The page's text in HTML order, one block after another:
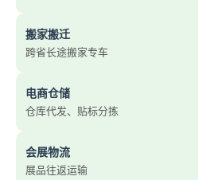
搬家搬迁
跨省长途搬家专车
电商仓储
仓库代发、贴标分拣
会展物流
展品往返运输